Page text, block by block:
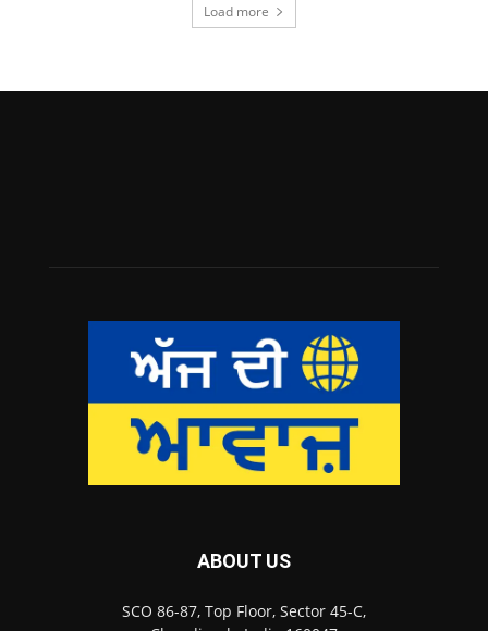
Load more
ABOUT US
SCO 86-87, Top Floor, Sector 45-C,